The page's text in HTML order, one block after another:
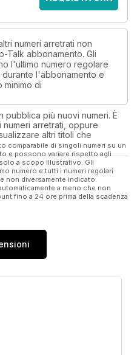
Wilson, Leon Bartropp, Rich
– Calum Kletta
than fishing, but Calum did
carp in the snow.
– Iain Macmillan
some of the more extreme
online.
Carp
tactics for spring carping.
Fish Clothing and Nash.
the Spring – Barry and Ben
start of spring) is on 20th
better weather with it.
to fish
Waters and Chad Pool.
Awards 2013
year’s awards.
Angler of the Year
competition
numeri arretrati non
Talk abbonamento. Gli
l'ultimo numero regolare
durante l'abbonamento e
minimo di
pubblica più nuovi numeri. È
arretrati, oppure
altri titoli che
comparabile di singoli numeri su un
e possono variare rispetto agli
a scopo illustrativo. Gli
numero e tutti i numeri regolari
non diversamente indicato.
a meno che non
fino a 24 ore prima della scadenza